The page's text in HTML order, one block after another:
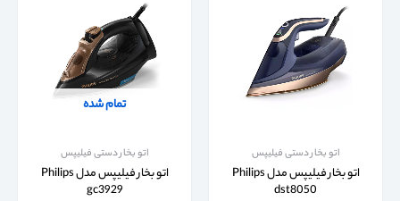
اتو بخار دستی فیلیپس
اتو بخار فیلیپس مدل Philips
dst8050
تمام شده
اتو بخار دستی فیلیپس
اتو بخار فیلیپس مدل Philips
gc3929